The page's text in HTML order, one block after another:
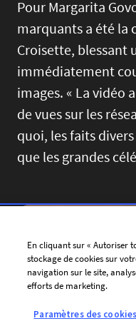
Pour Margarita
marquants a été la
Croisette, blessant
immédiatement
images. « La vidéo
de vues sur les
quoi, les faits
que les grandes
En cliquant sur « Autoriser
stockage de cookies sur
navigation sur le site,
efforts de marketing.
Paramètres des cookies